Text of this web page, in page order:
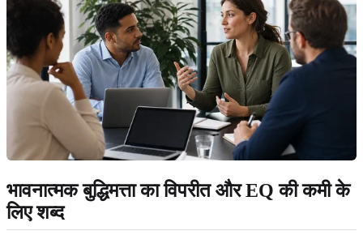
भावनात्मक बुद्धिमत्ता का विपरीत और EQ की कमी के
लिए शब्द